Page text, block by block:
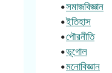
•সমাজবিজ্ঞান
•ইতিহাস
•পৌরনীতি
•ভূগোল
•মনোবিজ্ঞান